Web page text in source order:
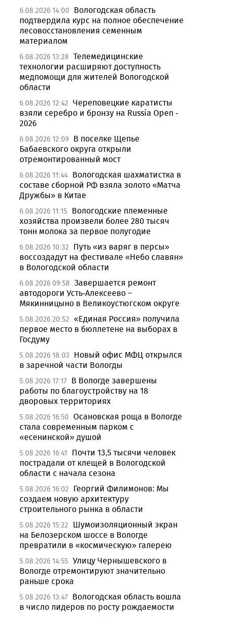
6.08.2026 14:00
Вологодская область
подтвердила курс на полное обеспечение
лесовосстановления семенным
материалом
6.08.2026 13:28 Телемедицинские
технологии расширяют доступность
медпомощи для жителей Вологодской
области
6.08.2026 12:42 Череповецкие каратисты
взяли серебро и бронзу на Russia Open -
2026
6.08.2026 12:09 В поселке Щепье
Бабаевского округа открыли
отремонтированный мост
6.08.2026 11:44 Вологодская шахматистка в
составе сборной РФ взяла золото «Матча
Дружбы» в Китае
6.08.2026 11:15 Вологодские племенные
хозяйства произвели более 280 тысяч
тонн молока за первое полугодие
6.08.2026 10:32
Путь «из варяг в персы»
воссоздадут на фестивале «Небо славян»
в Вологодской области
6.08.2026 09:58 Завершается ремонт
автодороги Усть-Алексеево –
Мякинницыно в Великоустюгском округе
5.08.2026 20:52 «Единая Россия» получила
первое место в бюллетене на выборах в
Госдуму
5.08.2026 18:03
Новый офис МФЦ открылся
в заречной части Вологды
5.08.2026 17:17 В Вологде завершены
работы по благоустройству на 18
дворовых территориях
5.08.2026 16:50 Осановская роща в Вологде
стала современным парком с
«есенинской» душой
5.08.2026 16:41
Почти 13,5 тысячи человек
пострадали от клещей в Вологодской
области с начала сезона
5.08.2026 16:02
Георгий Филимонов: Мы
создаем новую архитектуру
строительного рынка в области
5.08.2026 15:22
Шумоизоляционный экран
на Белозерском шоссе в Вологде
превратили в «космическую» галерею
5.08.2026 14:55 Улицу Чернышевского в
Вологде отремонтируют значительно
раньше срока
5.08.2026 13:47 Вологодская область вошла
в число лидеров по росту рождаемости